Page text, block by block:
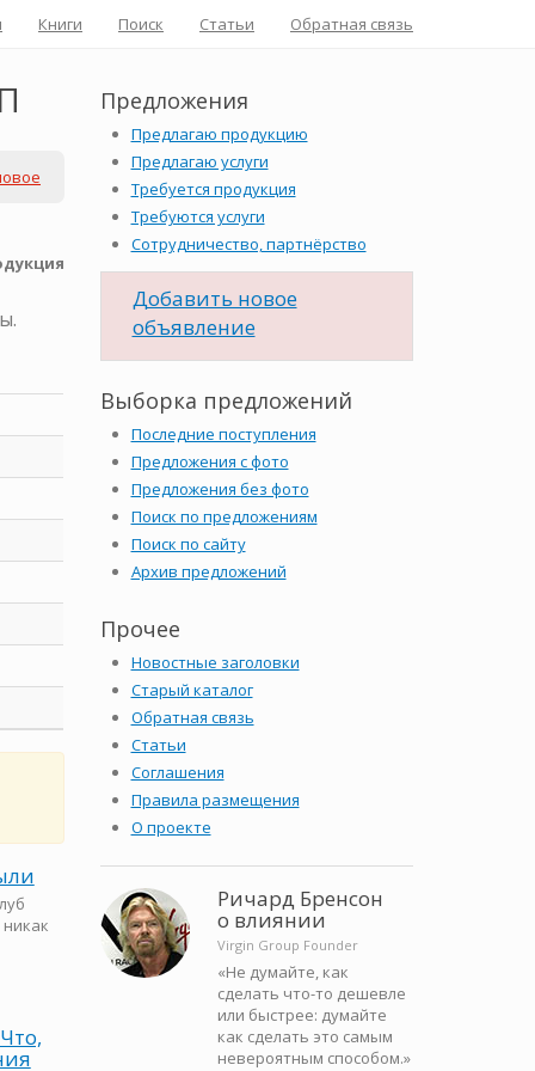
Книги Поиск Статьи Обратная связь
Предложения
Предлагаю продукцию
Предлагаю услуги
Требуется продукция
Требуются услуги
Сотрудничество, партнёрство
Добавить новое
объявление
Выборка предложений
Последние поступления
Предложения с фото
Предложения без фото
Поиск по предложениям
Поиск по сайту
Архив предложений
Прочее
Новостные заголовки
Старый каталог
Обратная связь
Статьи
Соглашения
Правила размещения
О проекте
Ричард Бренсон
о влиянии
Virgin Group Founder
«Не думайте, как
сделать что-то дешевле
или быстрее: думайте
как сделать это самым
невероятным способом.»